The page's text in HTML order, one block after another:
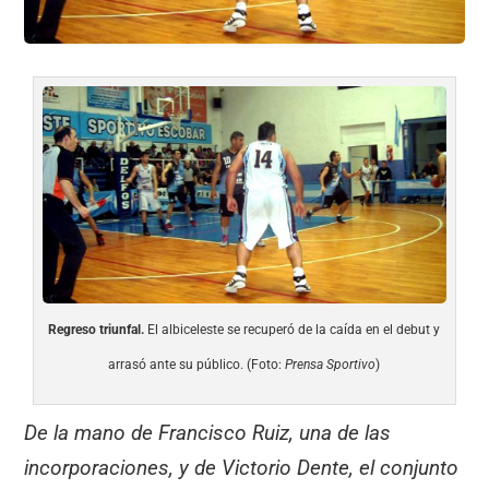
Regreso triunfal. El albiceleste se recuperó de la caída en el debut y
arrasó ante su público. (Foto:Prensa Sportivo)
De la mano de Francisco Ruiz, una de las
incorporaciones, y de Victorio Dente, el conjunto